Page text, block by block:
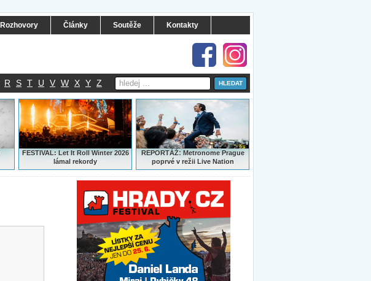
Rozhovory Články Soutěže Kontakty
R S T U V W X Y Z
FESTIVAL: Let It Roll Winter 2026
lámal rekordy
REPORTÁŽ:Metronome Prague
poprvé v režii Live Nation